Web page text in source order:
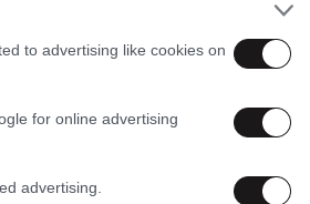
to advertising like cookies on
for online advertising
advertising.